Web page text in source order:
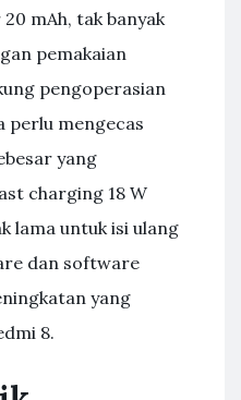
mAh, tak banyak
pemakaian
pengoperasian
perlu mengecas
yang
charging 18 W
lama untuk isi ulang
dan software
yang
8.